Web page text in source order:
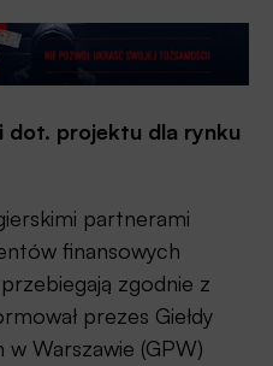
dot. projektu dla rynku
partnerami
finansowych
zgodnie z
prezes Giełdy
Warszawie (GPW)